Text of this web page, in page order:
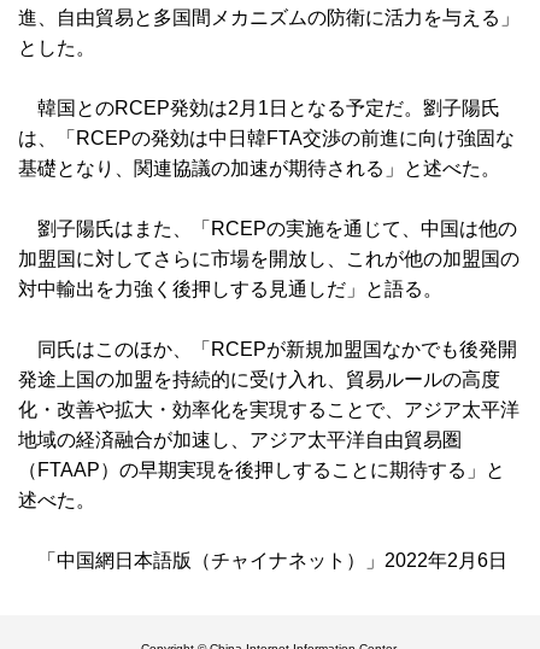
進、自由貿易と多国間メカニズムの防衛に活力を与える」
とした。
韓国とのRCEP発効は2月1日となる予定だ。劉子陽氏
は、「RCEPの発効は中日韓FTA交渉の前進に向け強固な
基礎となり、関連協議の加速が期待される」と述べた。
劉子陽氏はまた、「RCEPの実施を通じて、中国は他の
加盟国に対してさらに市場を開放し、これが他の加盟国の
対中輸出を力強く後押しする見通しだ」と語る。
同氏はこのほか、「RCEPが新規加盟国なかでも後発開
発途上国の加盟を持続的に受け入れ、貿易ルールの高度
化・改善や拡大・効率化を実現することで、アジア太平洋
地域の経済融合が加速し、アジア太平洋自由貿易圏
（FTAAP）の早期実現を後押しすることに期待する」と
述べた。
「中国網日本語版（チャイナネット）」2022年2月6日